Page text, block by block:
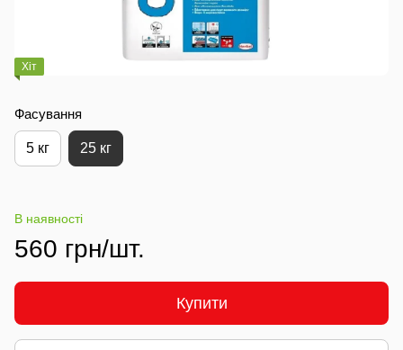
Хіт
Фасування
5 кг 25 кг
В наявності
560 грн/шт.
Купити